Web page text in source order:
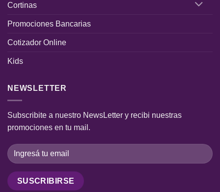
Cortinas
Promociones Bancarias
Cotizador Online
Kids
NEWSLETTER
Subscribite a nuestro NewsLetter y recibi nuestras
promociones en tu mail.